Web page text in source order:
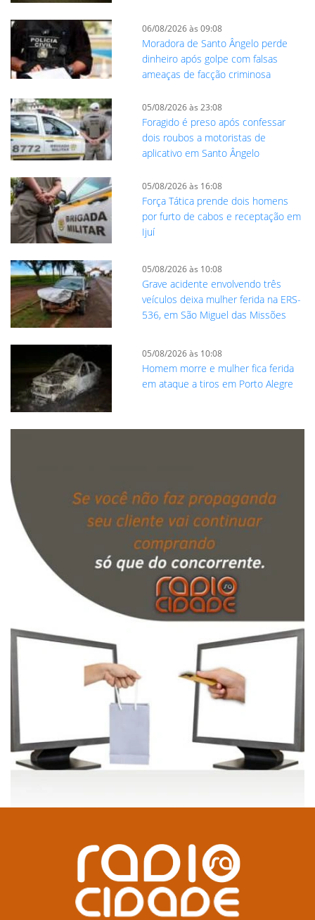
06/08/2026 às 09:08
Moradora de Santo Ângelo perde
dinheiro após golpe com falsas
ameaças de facção criminosa
05/08/2026 às 23:08
Foragido é preso após confessar
dois roubos a motoristas de
aplicativo em Santo Ângelo
05/08/2026 às 16:08
Força Tática prende dois homens
por furto de cabos e receptação em
Ijuí
05/08/2026 às 10:08
Grave acidente envolvendo três
veículos deixa mulher ferida na ERS-
536, em São Miguel das Missões
05/08/2026 às 10:08
Homem morre e mulher fica ferida
em ataque a tiros em Porto Alegre